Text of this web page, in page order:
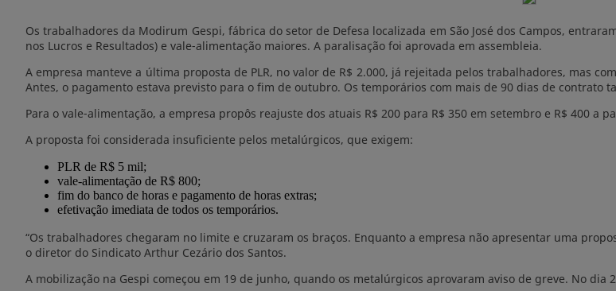
Os trabalhadores da Modirum Gespi, fábrica do setor de Defesa localizada em São José dos Campos,
nos Lucros e Resultados) e vale-alimentação maiores. A paralisação foi aprovada em assembleia.
A empresa manteve a última proposta de PLR, no valor de R$ 2.000, já rejeitada pelos trabalhadores, mas
Antes, o pagamento estava previsto para o fim de outubro. Os temporários com mais de 90 dias de contrato
Para o vale-alimentação, a empresa propôs reajuste dos atuais R$ 200 para R$ 350 em setembro e R$ 400 a
A proposta foi considerada insuficiente pelos metalúrgicos, que exigem:
PLR de R$ 5 mil;
vale-alimentação de R$ 800;
fim do banco de horas e pagamento de horas extras;
efetivação imediata de todos os temporários.
“Os trabalhadores chegaram no limite e cruzaram os braços. Enquanto a empresa não apresentar uma
o diretor do Sindicato Arthur Cezário dos Santos.
A mobilização na Gespi começou em 19 de junho, quando os metalúrgicos aprovaram aviso de greve. No